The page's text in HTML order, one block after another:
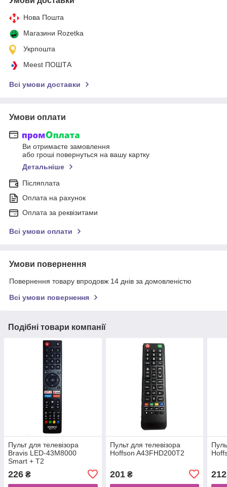
Нова Пошта
Магазини Rozetka
Укрпошта
Meest ПОШТА
Всі умови доставки
Умови оплати
Ви отримаєте замовлення
або гроші повернуться на вашу картку
Детальніше
Післяплата
Оплата на рахунок
Оплата за реквізитами
Всі умови оплати
Умови повернення
Повернення товару впродовж 14 днів за домовленістю
Всі умови повернення
Подібні товари компанії
Пульт для телевізора
Bravis LED-43M8000
Smart + T2
226 ₴
Пульт для телевізора
Hoffson A43FHD200T2
201₴ 212